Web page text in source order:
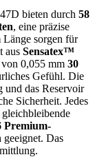
bieten durch 58
, eine präzise
sorgen für
aus Sensatex™
0,055 mm 30
Gefühl. Die
und das Reservoir
Sicherheit. Jedes
Premium-
geeignet. Das